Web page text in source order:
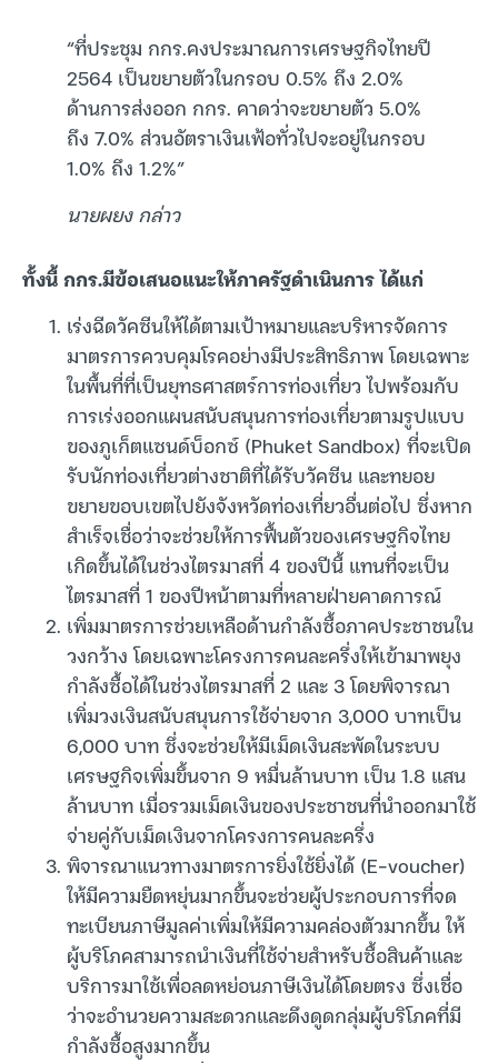
“ที่ประชุม กกร.คงประมาณการเศรษฐกิจไทยปี
2564 เป็นขยายตัวในกรอบ 0.5% ถึง 2.0%
ด้านการส่งออก กกร. คาดว่าจะขยายตัว 5.0%
ถึง 7.0% ส่วนอัตราเงินเฟ้อทั่วไปจะอยู่ในกรอบ
1.0% ถึง 1.2%”
นายผยง กล่าว
ทั้งนี้ กกร.มีข้อเสนอแนะให้ภาครัฐดำเนินการ ได้แก่
เร่งฉีดวัคซีนให้ได้ตามเป้าหมายและบริหารจัดการ
มาตรการควบคุมโรคอย่างมีประสิทธิภาพ โดยเฉพาะ
ในพื้นที่ที่เป็นยุทธศาสตร์การท่องเที่ยว ไปพร้อมกับ
การเร่งออกแผนสนับสนุนการท่องเที่ยวตามรูปแบบ
ของภูเก็ตแซนด์บ็อกซ์ (Phuket Sandbox) ที่จะเปิด
รับนักท่องเที่ยวต่างชาติที่ได้รับวัคซีน และทยอย
ขยายขอบเขตไปยังจังหวัดท่องเที่ยวอื่นต่อไป ซึ่งหาก
สำเร็จเชื่อว่าจะช่วยให้การฟื้นตัวของเศรษฐกิจไทย
เกิดขึ้นได้ในช่วงไตรมาสที่ 4 ของปีนี้ แทนที่จะเป็น
ไตรมาสที่ 1 ของปีหน้าตามที่หลายฝ่ายคาดการณ์
เพิ่มมาตรการช่วยเหลือด้านกำลังซื้อภาคประชาชนใน
วงกว้าง โดยเฉพาะโครงการคนละครึ่งให้เข้ามาพยุง
กำลังซื้อได้ในช่วงไตรมาสที่ 2 และ 3 โดยพิจารณา
เพิ่มวงเงินสนับสนุนการใช้จ่ายจาก 3,000 บาทเป็น
6,000 บาท ซึ่งจะช่วยให้มีเม็ดเงินสะพัดในระบบ
เศรษฐกิจเพิ่มขึ้นจาก 9 หมื่นล้านบาท เป็น 1.8 แสน
ล้านบาท เมื่อรวมเม็ดเงินของประชาชนที่นำออกมาใช้
จ่ายคู่กับเม็ดเงินจากโครงการคนละครึ่ง
พิจารณาแนวทางมาตรการยิ่งใช้ยิ่งได้ (E-voucher)
ให้มีความยืดหยุ่นมากขึ้นจะช่วยผู้ประกอบการที่จด
ทะเบียนภาษีมูลค่าเพิ่มให้มีความคล่องตัวมากขึ้น ให้
ผู้บริโภคสามารถนำเงินที่ใช้จ่ายสำหรับซื้อสินค้าและ
บริการมาใช้เพื่อลดหย่อนภาษีเงินได้โดยตรง ซึ่งเชื่อ
ว่าจะอำนวยความสะดวกและดึงดูดกลุ่มผู้บริโภคที่มี
กำลังซื้อสูงมากขึ้น